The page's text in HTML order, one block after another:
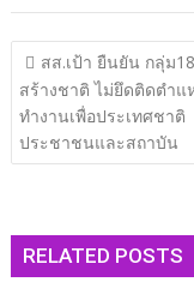
แนะแนว
เรื่อง
สส.เป้า ยืนยัน กลุ่ม
สร้างชาติ ไม่ยึดติดตำแ
ทำงานเพื่อประเทศชาติ
ประชาชนและสถาบัน
RELATED POSTS